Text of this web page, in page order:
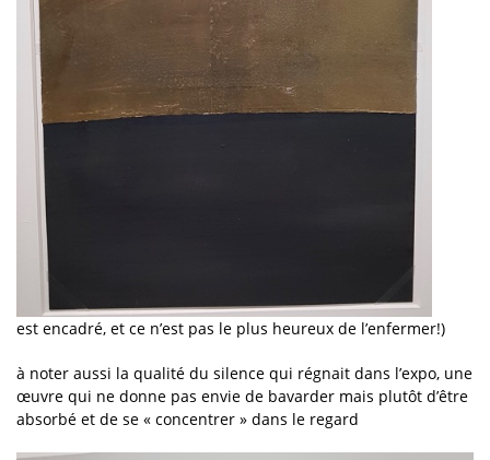
est encadré, et ce n’est pas le plus heureux de l’enfermer!)
à noter aussi la qualité du silence qui régnait dans l’expo, une
œuvre qui ne donne pas envie de bavarder mais plutôt d’être
absorbé et de se « concentrer » dans le regard